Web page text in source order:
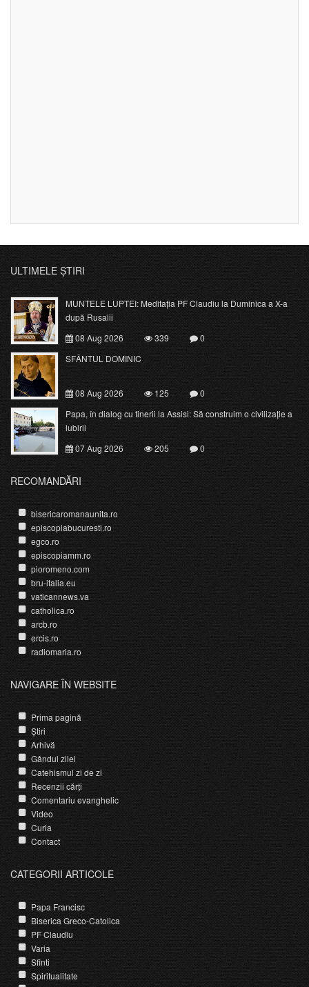
ULTIMELE ȘTIRI
MUNTELE LUPTEI: Meditația PF Claudiu la Duminica a X-a
după Rusalii
08 Aug 2026
339
0
SFÂNTUL DOMINIC
08 Aug 2026 125
0
Papa, în dialog cu tinerii la Assisi: Să construim o civilizație a
iubirii
07 Aug 2026
205 0
RECOMANDĂRI
bisericaromanaunita.ro
episcopiabucuresti.ro
egco.ro
episcopiamm.ro
pioromeno.com
bru-italia.eu
vaticannews.va
catholica.ro
arcb.ro
ercis.ro
radiomaria.ro
NAVIGARE ÎN WEBSITE
Prima pagină
Știri
Arhivă
Gândul zilei
Catehismul zi de zi
Recenzii cărți
Comentariu evanghelic
Video
Curia
Contact
CATEGORII ARTICOLE
Papa Francisc
Biserica Greco-Catolica
PF Claudiu
Varia
Sfinti
Spiritualitate